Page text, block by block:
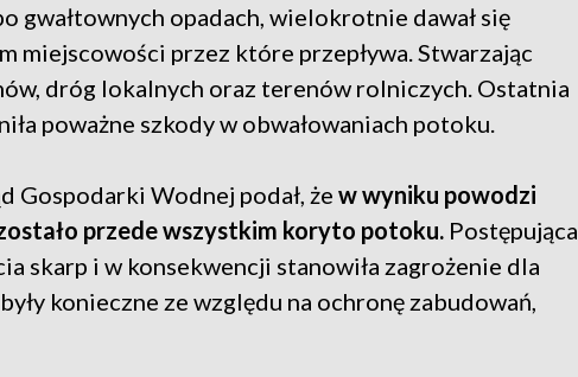
gwałtownych opadach, wielokrotnie dawał się
miejscowości przez które przepływa. Stwarzając
dróg lokalnych oraz terenów rolniczych. Ostatnia
poważne szkody w obwałowaniach potoku.
Gospodarki Wodnej podał, że w wyniku powodzi
przede wszystkim koryto potoku. Postępująca
skarp i w konsekwencji stanowiła zagrożenie dla
konieczne ze względu na ochronę zabudowań,